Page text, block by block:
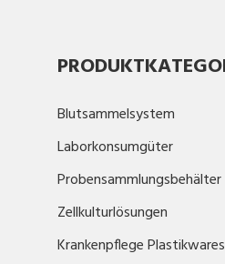
Blutsammelsystem
Laborkonsumgüter
Probensammlungsbehälter
Zellkulturlösungen
Krankenpflege Plastikwares